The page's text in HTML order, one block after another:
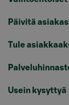
Päivitä
Tule
Usein kysyttyä